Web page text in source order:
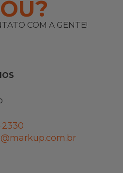
COM A GENTE!
2330